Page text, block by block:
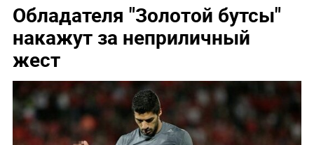
Обладателя "Золотой бутсы"
накажут за неприличный
жест